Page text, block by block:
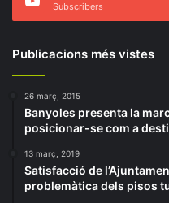
Subscribers
Publicacions més vistes
26 març, 2015
Banyoles presenta la
posicionar-se com a
13 març, 2019
Satisfacció de
problemàtica dels pisos